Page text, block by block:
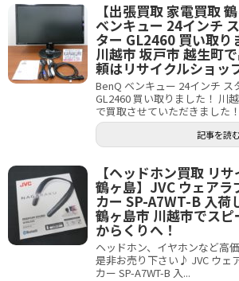
【出張買取 家電買取
ベンキュー 24インチ
ター GL2460 買い取り
川越市 坂戸市 越生町
頼はリサイクルショッ
BenQ ベンキュー 24インチ ス
GL2460 買い取りました！ 川
で買取させていただきました
記事を読む
【ヘッドホン買取 リ
鶴ヶ島】JVC ウェアラ
カー SP-A7WT-B 入荷
鶴ヶ島市 川越市でス
からくりへ！
ヘッドホン、イヤホンなど高
是非お売り下さい♪ JVC ウェ
カー SP-A7WT-B 入...